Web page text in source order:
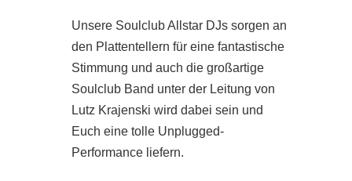
Unsere Soulclub Allstar DJs sorgen an
den Plattentellern für eine fantastische
Stimmung und auch die großartige
Soulclub Band unter der Leitung von
Lutz Krajenski wird dabei sein und
Euch eine tolle Unplugged-
Performance liefern.